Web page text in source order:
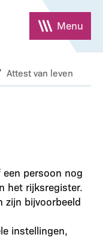
Menu
Attest van leven
persoon nog
het rijksregister.
zijn bijvoorbeeld
instellingen,